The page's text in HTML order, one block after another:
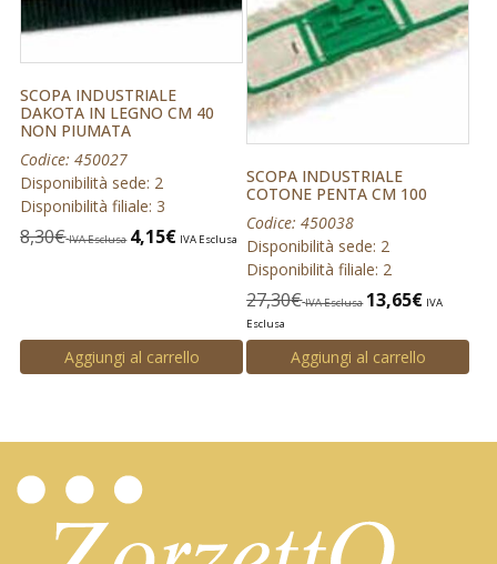
SCOPA INDUSTRIALE
DAKOTA IN LEGNO CM 40
NON PIUMATA
Codice: 450027
Disponibilità sede: 2
Disponibilità filiale: 3
8,30€ IVA Esclusa 4,15€ IVA Esclusa
Aggiungi al carrello
SCOPA INDUSTRIALE
COTONE PENTA CM 100
Codice: 450038
Disponibilità sede: 2
Disponibilità filiale: 2
27,30€ IVA Esclusa 13,65€ IVA
Esclusa
Aggiungi al carrello